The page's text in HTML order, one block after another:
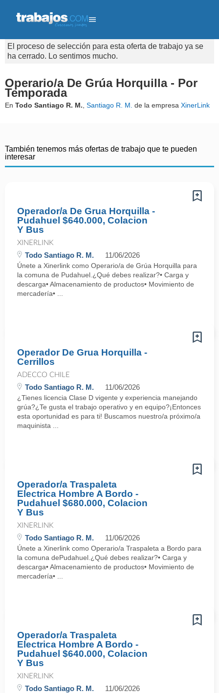
El proceso de selección para esta oferta de trabajo ya se
ha cerrado. Lo sentimos mucho.
Operario/a De Grúa Horquilla - Por
Temporada
En Todo Santiago R. M. Santiago R. M. de la empresa XinerLink
También tenemos más ofertas de trabajo que te pueden
interesar
Operador/a De Grua Horquilla -
Pudahuel $640.000, Colacion
Y Bus
XINERLINK
Todo Santiago R. M. 11/06/2026
Únete a Xinerlink como Operario/a de Grúa Horquilla para
la comuna de Pudahuel.¿Qué debes realizar?• Carga y
descarga• Almacenamiento de productos• Movimiento de
mercadería• ...
Operador De Grua Horquilla -
Cerrillos
ADECCO CHILE
Todo Santiago R. M. 11/06/2026
¿Tienes licencia Clase D vigente y experiencia manejando
grúa?¿Te gusta el trabajo operativo y en equipo?¡Entonces
esta oportunidad es para ti! Buscamos nuestro/a próximo/a
maquinista ...
Operador/a Traspaleta
Electrica Hombre A Bordo -
Pudahuel $680.000, Colacion
Y Bus
XINERLINK
Todo Santiago R. M. 11/06/2026
Únete a Xinerlink como Operario/a Traspaleta a Bordo para
la comuna dePudahuel.¿Qué debes realizar?• Carga y
descarga• Almacenamiento de productos• Movimiento de
mercadería• ...
Operador/a Traspaleta
Electrica Hombre A Bordo -
Pudahuel $640.000, Colacion
Y Bus
XINERLINK
Todo Santiago R. M. 11/06/2026